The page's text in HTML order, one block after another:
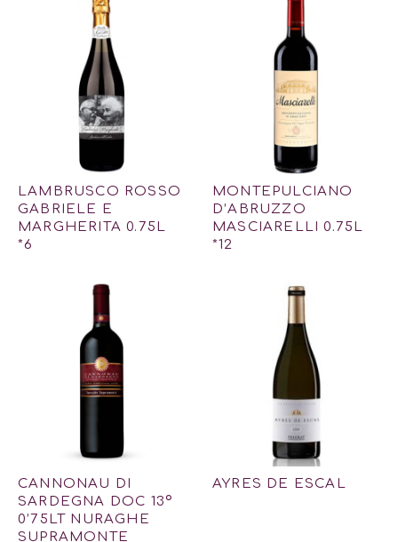
LAMBRUSCO ROSSO
GABRIELE E
MARGHERITA 0.75L
*6
MONTEPULCIANO
D’ABRUZZO
MASCIARELLI 0.75L
*12
CANNONAU DI
SARDEGNA DOC 13º
0’75LT NURAGHE
SUPRAMONTE
AYRES DE ESCAL